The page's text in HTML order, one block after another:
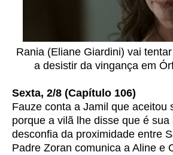
Rania (Eliane Giardini) vai
a desistir da vingança em
Sexta, 2/8 (Capítulo 106)
Fauze conta a Jamil que aceitou
porque a vilã lhe disse que é sua
desconfia da proximidade entre
Padre Zoran comunica a Aline e